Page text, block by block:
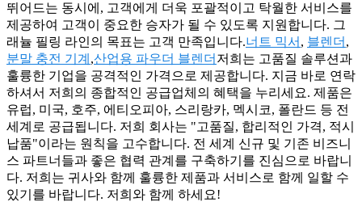
뛰어드는 동시에, 고객에게 더욱 포괄적이고 탁월한 서비스를
제공하여 고객이 중요한 승자가 될 수 있도록 지원합니다. 그
래뉼 필링 라인의 목표는 고객 만족입니다.너트 믹서 , 블렌더 ,
분말 충전 기계 ,산업용 파우더 블렌더 저희는 고품질 솔루션과
훌륭한 기업을 공격적인 가격으로 제공합니다. 지금 바로 연락
하셔서 저희의 종합적인 공급업체의 혜택을 누리세요. 제품은
유럽, 미국, 호주, 에티오피아, 스리랑카, 멕시코, 폴란드 등 전
세계로 공급됩니다. 저희 회사는 "고품질, 합리적인 가격, 적시
납품"이라는 원칙을 고수합니다. 전 세계 신규 및 기존 비즈니
스 파트너들과 좋은 협력 관계를 구축하기를 진심으로 바랍니
다. 저희는 귀사와 함께 훌륭한 제품과 서비스로 함께 일할 수
있기를 바랍니다. 저희와 함께 하세요!